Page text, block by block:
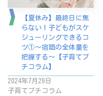
【夏休み】最終日に焦
らない！子どもがスケ
ジューリングできるコ
ツ①～宿題の全体量を
把握する～【子育てプ
チコラム】
2024年7月29日
子育てプチコラム